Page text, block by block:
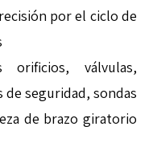
por el ciclo de
válvulas,
de seguridad, sondas
de brazo giratorio